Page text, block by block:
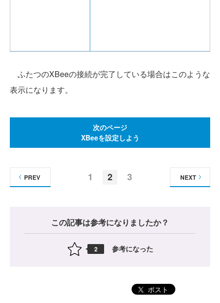
ふたつのXBeeの接続が完了している場合はこのような
表示になります。
次のページ
XBeeを設定しよう
1 2 3
PREV NEXT
この記事は参考になりましたか？
2 参考になった
ポスト